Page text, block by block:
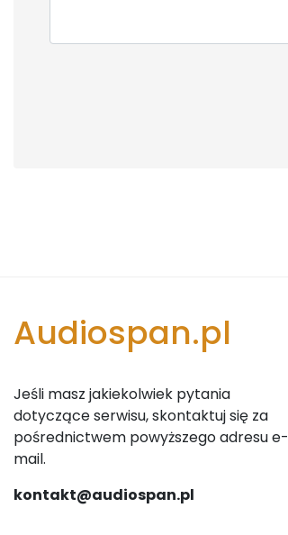
Audiospan.pl
Jeśli masz jakiekolwiek pytania
dotyczące serwisu, skontaktuj się za
pośrednictwem powyższego adresu e-
mail.
kontakt@audiospan.pl